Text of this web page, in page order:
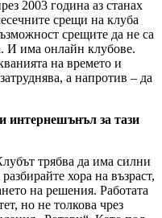
2003 година аз станах
срещи на клуба
срещите да не са
И има онлайн клубове.
на времето и
а напротив – да
интернешънъл за тази
трябва да има силни
хора на възраст,
на решения. Работата
но не толкова чрез